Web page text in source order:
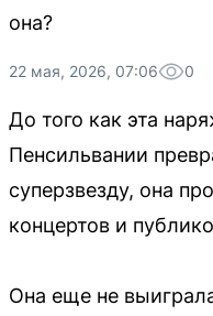
она?
22 мая, 2026, 07:06 0
До того как эта
Пенсильвании
суперзвезду, она
концертов и
Она еще не